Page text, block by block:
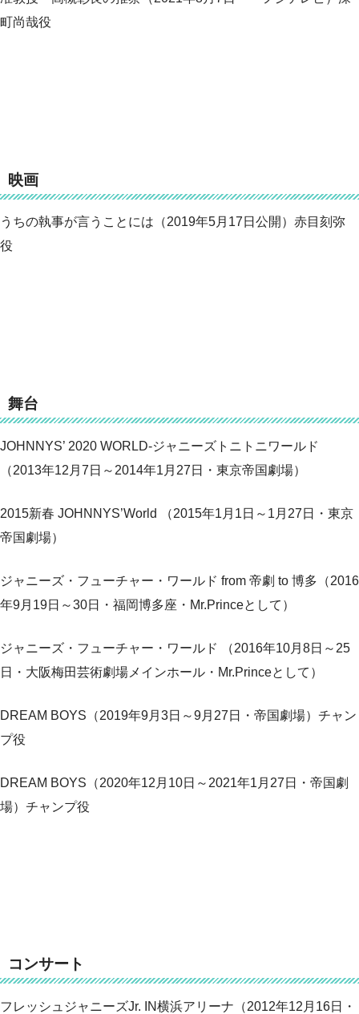
町尚哉役
映画
うちの執事が言うことには（2019年5月17日公開）赤目刻弥
役
舞台
JOHNNYS’ 2020 WORLD-ジャニーズトニトニワールド
（2013年12月7日～2014年1月27日・東京帝国劇場）
2015新春 JOHNNYS’World （2015年1月1日～1月27日・東京
帝国劇場）
ジャニーズ・フューチャー・ワールド from 帝劇 to 博多（2016
年9月19日～30日・福岡博多座・Mr.Princeとして）
ジャニーズ・フューチャー・ワールド （2016年10月8日～25
日・大阪梅田芸術劇場メインホール・Mr.Princeとして）
DREAM BOYS（2019年9月3日～9月27日・帝国劇場）チャン
プ役
DREAM BOYS（2020年12月10日～2021年1月27日・帝国劇
場）チャンプ役
コンサート
フレッシュジャニーズJr. IN横浜アリーナ（2012年12月16日・